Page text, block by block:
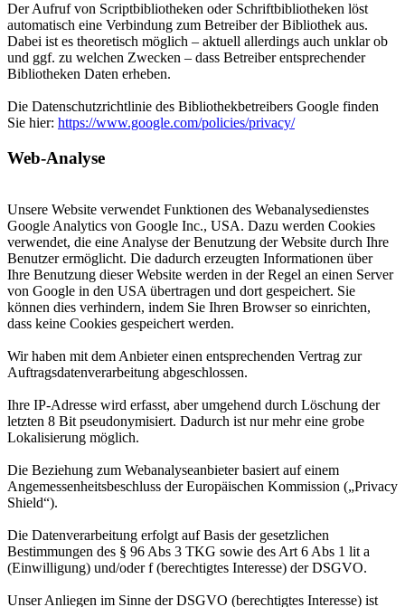
Der Aufruf von Scriptbibliotheken oder Schriftbibliotheken löst
automatisch eine Verbindung zum Betreiber der Bibliothek aus.
Dabei ist es theoretisch möglich – aktuell allerdings auch unklar ob
und ggf. zu welchen Zwecken – dass Betreiber entsprechender
Bibliotheken Daten erheben.
Die Datenschutzrichtlinie des Bibliothekbetreibers Google finden
Sie hier: https://www.google.com/policies/privacy/
Web-Analyse
Unsere Website verwendet Funktionen des Webanalysedienstes
Google Analytics von Google Inc., USA. Dazu werden Cookies
verwendet, die eine Analyse der Benutzung der Website durch Ihre
Benutzer ermöglicht. Die dadurch erzeugten Informationen über
Ihre Benutzung dieser Website werden in der Regel an einen Server
von Google in den USA übertragen und dort gespeichert. Sie
können dies verhindern, indem Sie Ihren Browser so einrichten,
dass keine Cookies gespeichert werden.
Wir haben mit dem Anbieter einen entsprechenden Vertrag zur
Auftragsdatenverarbeitung abgeschlossen.
Ihre IP-Adresse wird erfasst, aber umgehend durch Löschung der
letzten 8 Bit pseudonymisiert. Dadurch ist nur mehr eine grobe
Lokalisierung möglich.
Die Beziehung zum Webanalyseanbieter basiert auf einem
Angemessenheitsbeschluss der Europäischen Kommission („Privacy
Shield“).
Die Datenverarbeitung erfolgt auf Basis der gesetzlichen
Bestimmungen des § 96 Abs 3 TKG sowie des Art 6 Abs 1 lit a
(Einwilligung) und/oder f (berechtigtes Interesse) der DSGVO.
Unser Anliegen im Sinne der DSGVO (berechtigtes Interesse) ist